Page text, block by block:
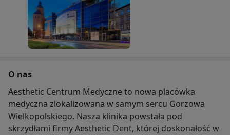
O nas
Aesthetic Centrum Medyczne to nowa placówka
medyczna zlokalizowana w samym sercu Gorzowa
Wielkopolskiego. Nasza klinika powstała pod
skrzydłami firmy Aesthetic Dent, której doskonałość w